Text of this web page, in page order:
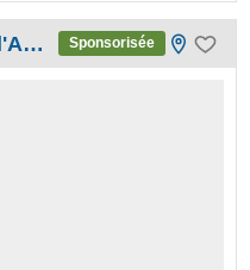
La Guérande à Montfort-l'Amaury Sponsorisée